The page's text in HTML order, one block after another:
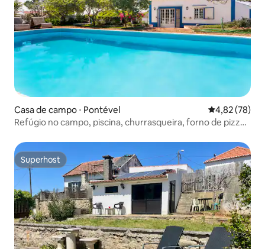
Casa de campo ⋅ Pontével 4,82 de uma
4,82 (78)
Refúgio no campo, piscina, churrasqueira, forno de pizza
Superhost
Superhost